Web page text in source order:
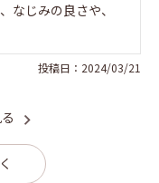
投稿日 2024/03/21
なじみの良さや、